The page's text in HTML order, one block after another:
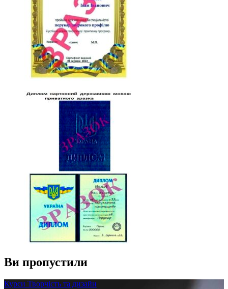
Ви пропустили
Курси Творчість та дизайн